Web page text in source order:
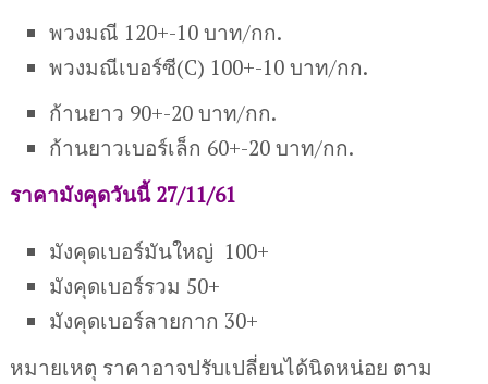
พวงมณี 120+-10 บาท/กก.
พวงมณีเบอร์ซี(C) 100+-10 บาท/กก.
ก้านยาว 90+-20 บาท/กก.
ก้านยาวเบอร์เล็ก 60+-20 บาท/กก.
ราคามังคุดวันนี้ 27/11/61
มังคุดเบอร์มันใหญ่ 100+
มังคุดเบอร์รวม 50+
มังคุดเบอร์ลายกาก 30+
หมายเหตุ ราคาอาจปรับเปลี่ยนได้นิดหน่อย ตาม